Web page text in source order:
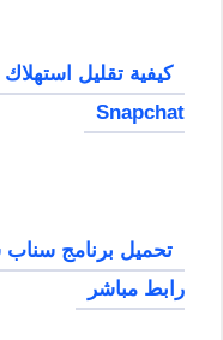
كيفية تقليل
Snapchat
رابط مباشر